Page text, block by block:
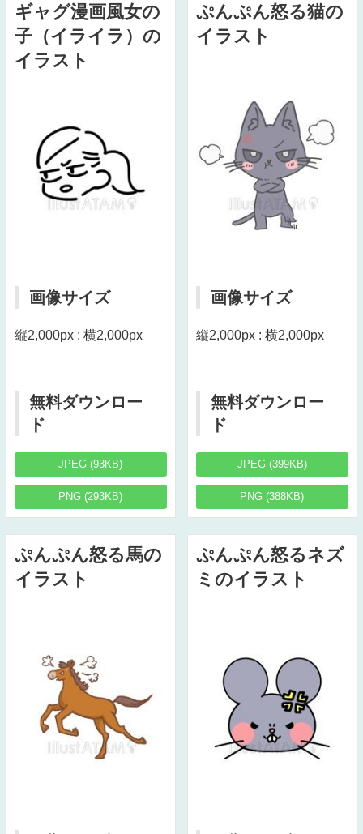
ギャグ漫画風女の
子（イライラ）の
イラスト
画像サイズ
縦2,000px : 横2,000px
無料ダウンロー
ド
JPEG (93KB)
PNG (293KB)
ぷんぷん怒る猫の
イラスト
画像サイズ
縦2,000px : 横2,000px
無料ダウンロー
ド
JPEG (399KB)
PNG (388KB)
ぷんぷん怒る馬の
イラスト
ぷんぷん怒るネズ
ミのイラスト